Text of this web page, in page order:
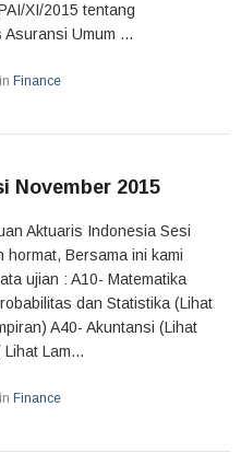
XI/2015 tentang
Umum ...
Finance
November 2015
Aktuaris Indonesia Sesi
hormat, Bersama ini kami
ujian : A10- Matematika
dan Statistika (Lihat
A40- Akuntansi (Lihat
Lam...
Finance